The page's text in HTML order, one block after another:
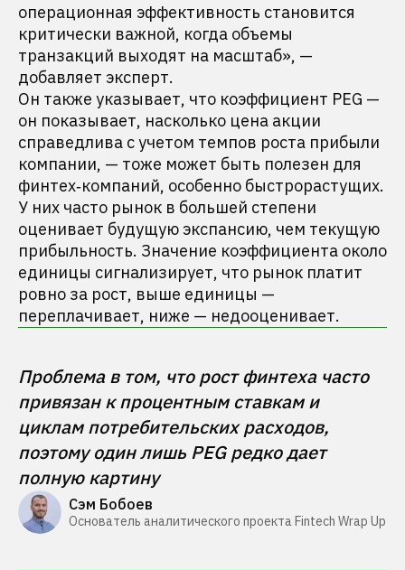
операционная эффективность становится
критически важной, когда объемы
транзакций выходят на масштаб», —
добавляет эксперт.
Он также указывает, что коэффициент PEG —
он показывает, насколько цена акции
справедлива с учетом темпов роста прибыли
компании, — тоже может быть полезен для
финтех‑компаний, особенно быстрорастущих.
У них часто рынок в большей степени
оценивает будущую экспансию, чем текущую
прибыльность. Значение коэффициента около
единицы сигнализирует, что рынок платит
ровно за рост, выше единицы —
переплачивает, ниже — недооценивает.
Проблема в том, что рост финтеха часто
привязан к процентным ставкам и
циклам потребительских расходов,
поэтому один лишь PEG редко дает
полную картину
Сэм Бобоев
Основатель аналитического проекта Fintech Wrap Up